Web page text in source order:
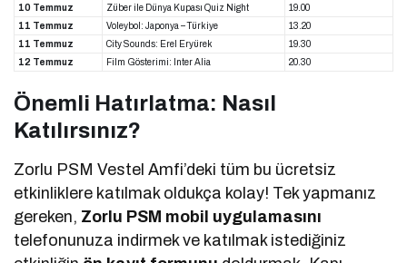
10 Temmuz
Züber ile Dünya Kupası Quiz Night
19.00
11 Temmuz
Voleybol: Japonya – Türkiye
13.20
11 Temmuz
City Sounds: Erel Eryürek
19.30
12 Temmuz
Film Gösterimi: Inter Alia 20.30
Önemli Hatırlatma: Nasıl
Katılırsınız?
Zorlu PSM Vestel Amfi’deki tüm bu ücretsiz
etkinliklere katılmak oldukça kolay! Tek yapmanız
gereken, Zorlu PSM mobil uygulamasını
telefonunuza indirmek ve katılmak istediğiniz